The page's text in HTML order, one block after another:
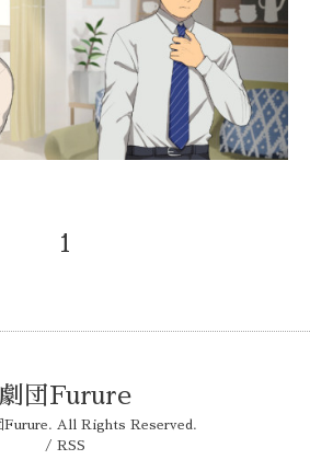
1
劇団Furure
Furure. All Rights Reserved.
/
RSS